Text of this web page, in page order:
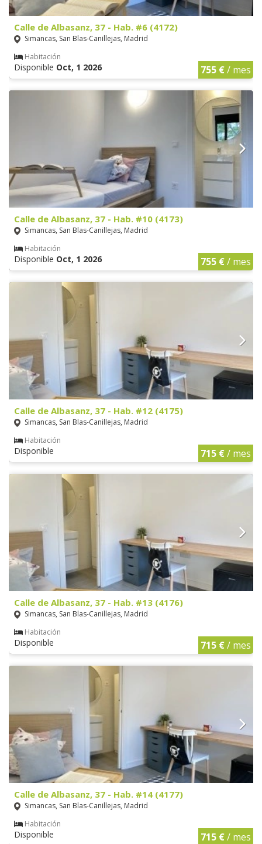
Calle de Albasanz, 37 - Hab. #6 (4172)
Simancas, San Blas-Canillejas, Madrid
Habitación
Disponible Oct, 1 2026 755 €/ mes
Calle de Albasanz, 37 - Hab. #10 (4173)
Simancas, San Blas-Canillejas, Madrid
Habitación
Disponible Oct, 1 2026 755 €/ mes
Calle de Albasanz, 37 - Hab. #12 (4175)
Simancas, San Blas-Canillejas, Madrid
Habitación
Disponible 715 €/ mes
Calle de Albasanz, 37 - Hab. #13 (4176)
Simancas, San Blas-Canillejas, Madrid
Habitación
Disponible 715 €/ mes
Calle de Albasanz, 37 - Hab. #14 (4177)
Simancas, San Blas-Canillejas, Madrid
Habitación
Disponible 715 €/ mes